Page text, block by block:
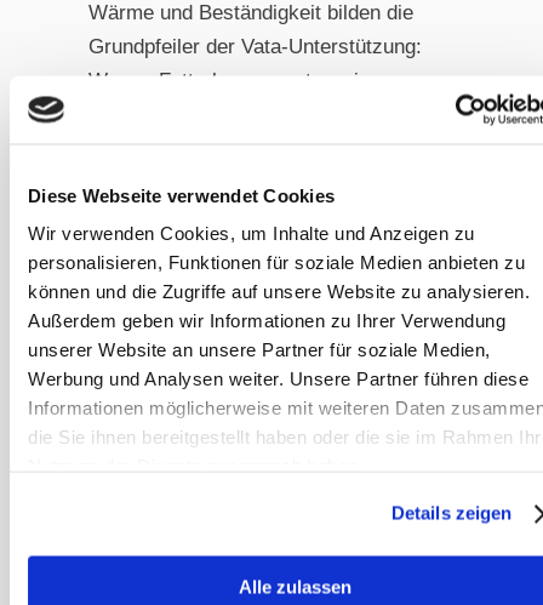
Diese Webseite verwendet Cookies
Wir verwenden Cookies, um Inhalte und Anzeigen zu
personalisieren, Funktionen für soziale Medien anbieten zu
können und die Zugriffe auf unsere Website zu analysieren.
Außerdem geben wir Informationen zu Ihrer Verwendung
unserer Website an unsere Partner für soziale Medien,
Werbung und Analysen weiter. Unsere Partner führen diese
Informationen möglicherweise mit weiteren Daten
die Sie ihnen bereitgestellt haben oder die sie im Rahmen
Details zeigen
Alle zulassen
Wärme und Beständigkeit bilden die
Grundpfeiler der Vata-Unterstützung:
Warme Futterkomponenten wie
Strukturierte Tagesabläufe und feste
Routinen geben dem sensiblen Vata-
System den nötigen Halt.
Übergangszeiten: Besondere
Aufmerksamkeit erforderlich
sensible Phasen, in denen das Dosha-
Gleichgewicht leicht aus der Balance
geraten kann. Viele Pferde zeigen